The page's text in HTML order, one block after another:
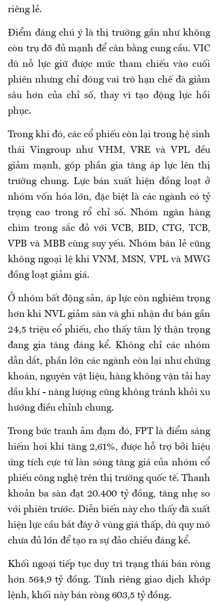
riêng lẻ.
Điểm đáng chú ý là thị trường gần như không
còn trụ đỡ đủ mạnh để cân bằng cung cầu. VIC
dù nỗ lực giữ được mức tham chiếu vào cuối
phiên nhưng chỉ đóng vai trò hạn chế đà giảm
sâu hơn của chỉ số, thay vì tạo động lực hồi
phục.
Trong khi đó, các cổ phiếu còn lại trong hệ sinh
thái Vingroup như VHM, VRE và VPL đều
giảm mạnh, góp phần gia tăng áp lực lên thị
trường chung. Lực bán xuất hiện đồng loạt ở
nhóm vốn hóa lớn, đặc biệt là các ngành có tỷ
trọng cao trong rổ chỉ số. Nhóm ngân hàng
chìm trong sắc đỏ với VCB, BID, CTG, TCB,
VPB và MBB cùng suy yếu. Nhóm bán lẻ cũng
không ngoại lệ khi VNM, MSN, VPL và MWG
đồng loạt giảm giá.
Ở nhóm bất động sản, áp lực còn nghiêm trọng
hơn khi NVL giảm sàn và ghi nhận dư bán gần
24,5 triệu cổ phiếu, cho thấy tâm lý thận trọng
đang gia tăng đáng kể. Không chỉ các nhóm
dẫn dắt, phần lớn các ngành còn lại như chứng
khoán, nguyên vật liệu, hàng không vận tải hay
dầu khí - năng lượng cũng không tránh khỏi xu
hướng điều chỉnh chung.
Trong bức tranh ảm đạm đó, FPT là điểm sáng
hiếm hoi khi tăng 2,61%, được hỗ trợ bởi hiệu
ứng tích cực từ làn sóng tăng giá của nhóm cổ
phiếu công nghệ trên thị trường quốc tế. Thanh
khoản ba sàn đạt 20.400 tỷ đồng, tăng nhẹ so
với phiên trước. Diễn biến này cho thấy đã xuất
hiện lực cầu bắt đáy ở vùng giá thấp, dù quy mô
chưa đủ lớn để tạo ra sự đảo chiều đáng kể.
Khối ngoại tiếp tục duy trì trạng thái bán ròng
hơn 564,9 tỷ đồng. Tính riêng giao dịch khớp
lệnh, khối này bán ròng 603,5 tỷ đồng.